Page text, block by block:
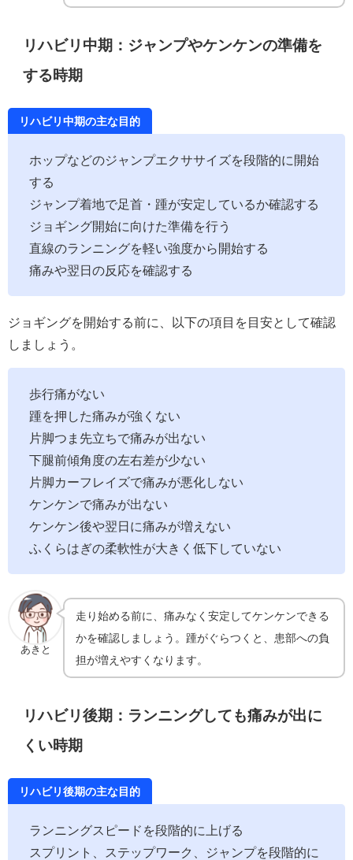
リハビリ中期：ジャンプやケンケンの準備を
する時期
リハビリ中期の主な目的
ホップなどのジャンプエクササイズを段階的に開始
する
ジャンプ着地で足首・踵が安定しているか確認する
ジョギング開始に向けた準備を行う
直線のランニングを軽い強度から開始する
痛みや翌日の反応を確認する
ジョギングを開始する前に、以下の項目を目安として確認
しましょう。
歩行痛がない
踵を押した痛みが強くない
片脚つま先立ちで痛みが出ない
下腿前傾角度の左右差が少ない
片脚カーフレイズで痛みが悪化しない
ケンケンで痛みが出ない
ケンケン後や翌日に痛みが増えない
ふくらはぎの柔軟性が大きく低下していない
あきと
走り始める前に、痛みなく安定してケンケンできる
かを確認しましょう。踵がぐらつくと、患部への負
担が増えやすくなります。
リハビリ後期：ランニングしても痛みが出に
くい時期
リハビリ後期の主な目的
ランニングスピードを段階的に上げる
スプリント、ステップワーク、ジャンプを段階的に